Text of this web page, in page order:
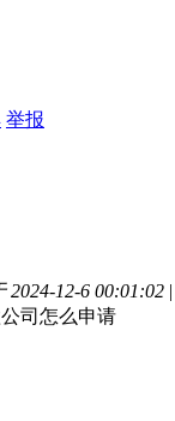
举报
2024-12-6 00:01:02 |
司怎么申请